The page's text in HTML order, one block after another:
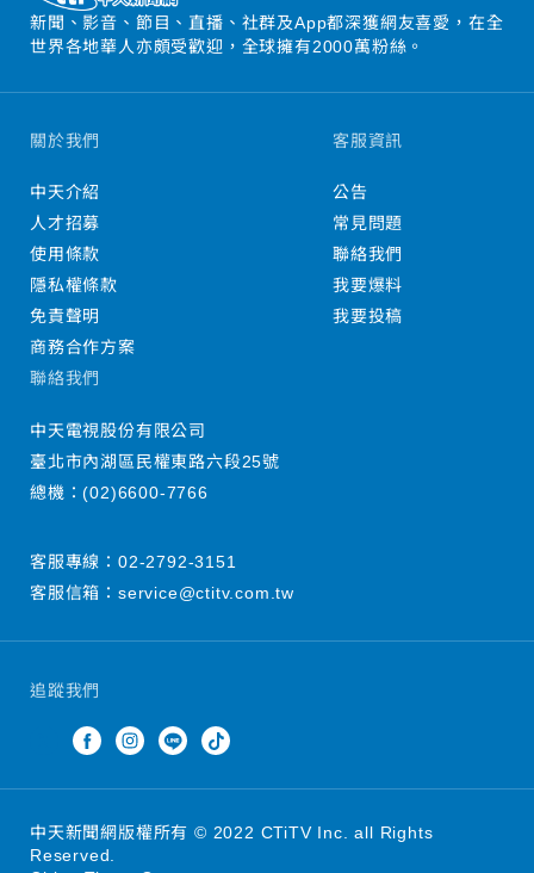
新聞、影音、節目、直播、社群及App都深獲網友喜愛，在全
世界各地華人亦頗受歡迎，全球擁有2000萬粉絲。
追蹤我們
關於我們
中天介紹
人才招募
使用條款
隱私權條款
免責聲明
商務合作方案
客服資訊
公告
常見問題
聯絡我們
我要爆料
我要投稿
聯絡我們
中天電視股份有限公司
臺北市內湖區民權東路六段25號
總機：(02)6600-7766
客服專線： 02-2792-3151
客服信箱： service@ctitv.com.tw
中天新聞網版權所有 © 2022 CTiTV Inc. all Rights
Reserved.